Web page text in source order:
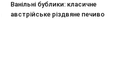
Ванільні бублики: класичне
австрійське різдвяне печиво